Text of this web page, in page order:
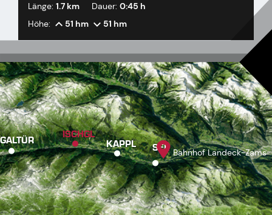
Länge: 1.7 km Dauer: 0:45 h
Höhe:
51 hm 51 hm
GALTÜR ISCHGL
KAPPL SEE Bahnhof Landeck-Zams